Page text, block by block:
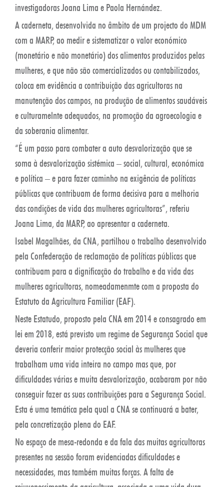
investigadoras Joana Lima e Paola Hernández.
A caderneta, desenvolvida no âmbito de um projecto do MDM
com a MARP, ao medir e sistematizar o valor económico
(monetário e não monetário) dos alimentos produzidos pelas
mulheres, e que não são comercializados ou contabilizados,
coloca em evidência a contribuição das agricultoras na
manutenção dos campos, na produção de alimentos saudáveis
e culturamelnte adequados, na promoção da agroecologia e
da soberania alimentar.
“É um passo para combater a auto desvalorização que se
soma à desvalorização sistémica – social, cultural, económica
e política – e para fazer caminho na exigência de políticas
públicas que contribuam de forma decisiva para a melhoria
das condições de vida das mulheres agricultoras”, referiu
Joana Lima, da MARP, ao apresentar a caderneta.
Isabel Magalhães, da CNA, partilhou o trabalho desenvolvido
pela Confederação de reclamação de políticas públicas que
contribuam para a dignificação do trabalho e da vida das
mulheres agricultoras, nomeadamenmte com a proposta do
Estatuto da Agricultura Familiar (EAF).
Neste Estatudo, proposto pela CNA em 2014 e consagrado em
lei em 2018, está previsto um regime de Segurança Social que
deveria conferir maior protecção social às mulheres que
trabalham uma vida inteira no campo mas que, por
dificuldades várias e muita desvalorização, acabaram por não
conseguir fazer as suas contribuições para a Segurança Social.
Esta é uma temática pela qual a CNA se continuará a bater,
pela concretização plena do EAF.
No espaço de mesa-redonda e da fala das muitas agricultoras
presentes na sessão foram evidenciadas dificuldades e
necessidades, mas também muitas forças. A falta de